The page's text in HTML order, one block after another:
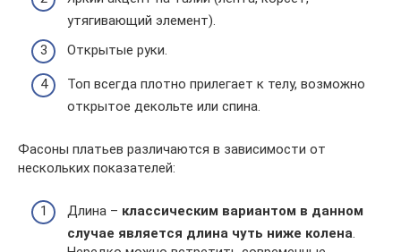
утягивающий элемент).
Открытые руки.
Топ всегда плотно прилегает к телу, возможно
открытое декольте или спина.
Фасоны платьев различаются в зависимости от
нескольких показателей:
Длина – классическим вариантом в данном
случае является длина чуть ниже колена.